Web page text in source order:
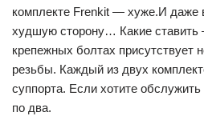
комплекте Frenkit — хуже.И даже
худшую сторону… Какие
крепежных болтах присутствует
резьбы. Каждый из двух
суппорта. Если хотите
по два.